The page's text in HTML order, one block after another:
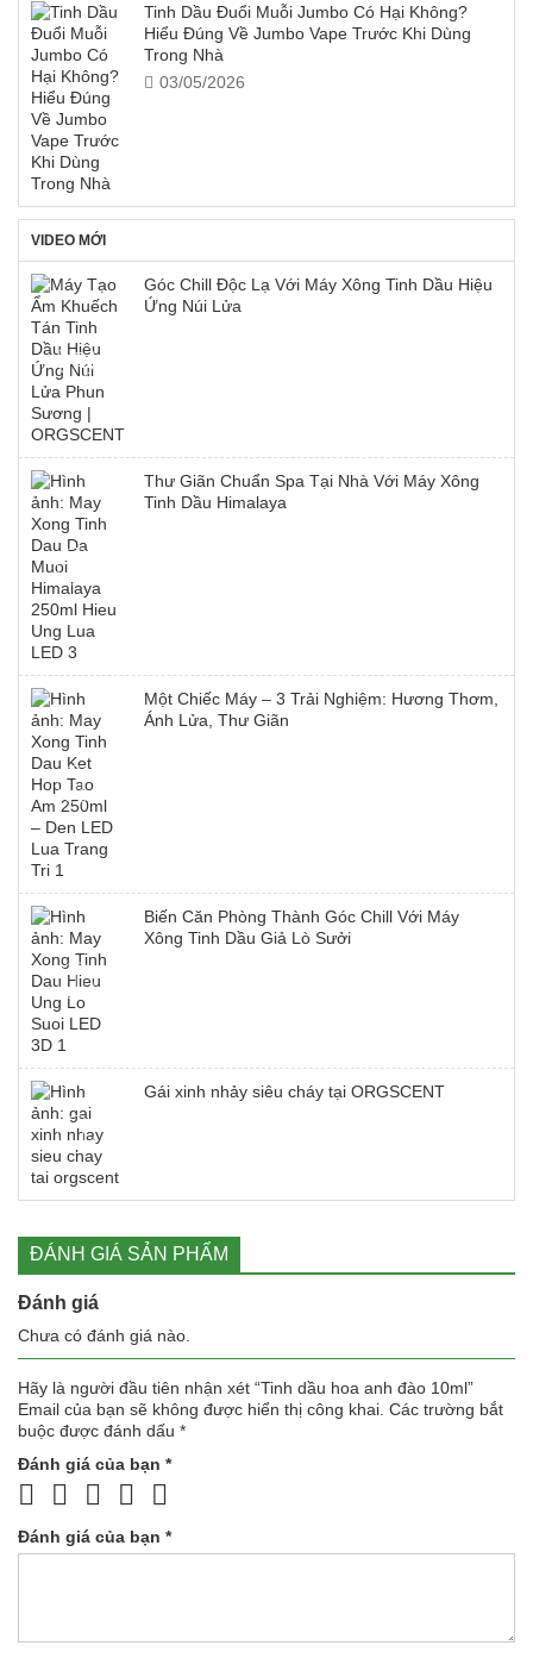
Tinh Dầu Đuổi Muỗi Jumbo Có Hại Không?
Hiểu Đúng Về Jumbo Vape Trước Khi Dùng
Trong Nhà
03/05/2026
VIDEO MỚI
Góc Chill Độc Lạ Với Máy Xông Tinh Dầu Hiệu
Ứng Núi Lửa
Thư Giãn Chuẩn Spa Tại Nhà Với Máy Xông
Tinh Dầu Himalaya
Một Chiếc Máy – 3 Trải Nghiệm: Hương Thơm,
Ánh Lửa, Thư Giãn
Biến Căn Phòng Thành Góc Chill Với Máy
Xông Tinh Dầu Giả Lò Sưởi
Gái xinh nhảy siêu cháy tại ORGSCENT
ĐÁNH GIÁ SẢN PHẨM
Đánh giá
Chưa có đánh giá nào.
Hãy là người đầu tiên nhận xét “Tinh dầu hoa anh đào 10ml”
Email của bạn sẽ không được hiển thị công khai. Các trường bắt
buộc được đánh dấu *
Đánh giá của bạn *
Đánh giá của bạn *